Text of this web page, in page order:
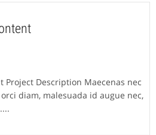
Project Description Maecenas nec
diam, malesuada id augue nec,